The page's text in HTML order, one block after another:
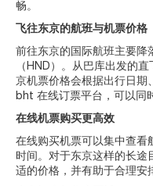
畅。
飞往东京的航班与机票价格
前往东京的国际航班主要降
（HND）。从巴库出发的
京机票价格会根据出行日期
bht 在线订票平台，可以同
在线机票购买更高效
在线购买机票可以集中查看
时间。对于东京这样的长途
适的价格，并有助于合理安